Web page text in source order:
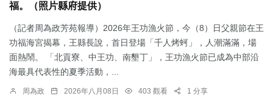
福。（照片縣府提供）
（記者周為政芳苑報導）2026年王功漁火節，今（8）日父親節在王
功福海宮揭幕，王縣長說，首日登場「千人烤蚵」，人潮滿滿，場
面熱鬧。 「北貢寮、中王功、南墾丁」，王功漁火節已成為中部沿
海最具代表性的夏季活動，...
周為政 2026年八月08日 403 觀看 1 分享